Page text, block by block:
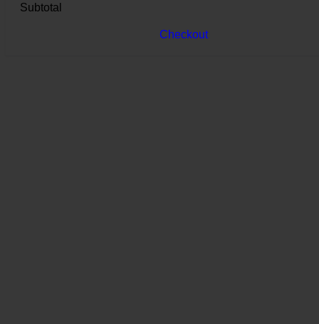
Subtotal
Checkout